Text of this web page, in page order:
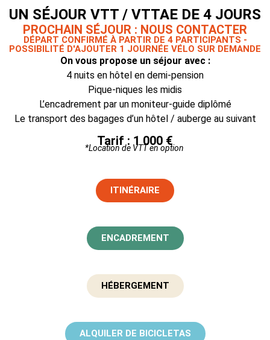
UN SÉJOUR VTT / VTTAE DE 4 JOURS
PROCHAIN SÉJOUR : NOUS CONTACTER
DÉPART CONFIRMÉ À PARTIR DE 4 PARTICIPANTS -
POSSIBILITÉ D'AJOUTER 1 JOURNÉE VÉLO SUR DEMANDE
On vous propose un séjour avec :
4 nuits en hôtel en demi-pension
Pique-niques les midis
L’encadrement par un moniteur-guide diplômé
Le transport des bagages d’un hôtel / auberge au suivant
Tarif : 1 000 €
*Location de VTT en option
ITINÉRAIRE
ENCADREMENT
HÉBERGEMENT
ALQUILER DE BICICLETAS